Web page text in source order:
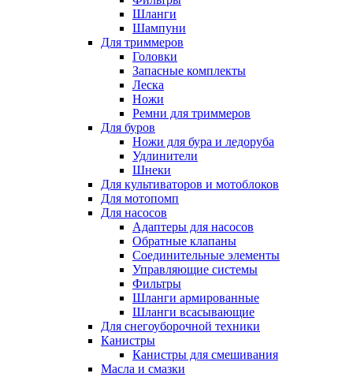
Шланги
Шампуни
Для триммеров
Головки
Запасные комплекты
Леска
Ножи
Ремни для триммеров
Для буров
Ножи для бура и ледоруба
Удлинители
Шнеки
Для культиваторов и мотоблоков
Для мотопомп
Для насосов
Адаптеры для насосов
Обратные клапаны
Соединительные элементы
Управляющие системы
Фильтры
Шланги армированные
Шланги всасывающие
Для снегоуборочной техники
Канистры
Канистры для смешивания
Масла и смазки